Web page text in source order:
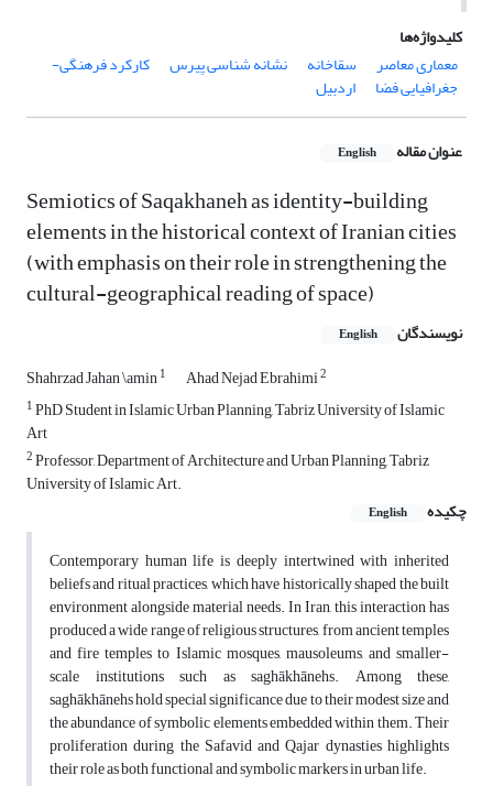
کلیدواژه‌ها
معماری معاصر
سقاخانه نشانه شناسی پیرس کارکرد فرهنگی-
جغرافیایی فضا اردبیل
عنوان مقاله English
Semiotics of Saqakhaneh as identity-building
elements in the historical context of Iranian cities
(with emphasis on their role in strengthening the
cultural-geographical reading of space)
نویسندگان English
Shahrzad Jahan \amin1 Ahad Nejad Ebrahimi2
1PhD Student in Islamic Urban Planning, Tabriz University of Islamic
Art
2Professor, Department of Architecture and Urban Planning, Tabriz
University of Islamic Art.
چکیده
English
Contemporary human life is deeply intertwined with inherited
beliefs and ritual practices, which have historically shaped the built
environment alongside material needs. In Iran, this interaction has
produced a wide range of religious structures, from ancient temples
and fire temples to Islamic mosques, mausoleums, and smaller-
scale institutions such as saghākhānehs. Among these,
saghākhānehs hold special significance due to their modest size and
the abundance of symbolic elements embedded within them. Their
proliferation during the Safavid and Qajar dynasties highlights
their role as both functional and symbolic markers in urban life.